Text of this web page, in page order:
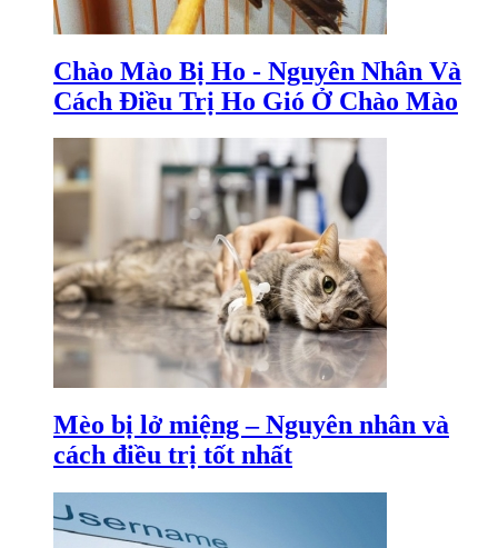
Chào Mào Bị Ho - Nguyên Nhân Và
Cách Điều Trị Ho Gió Ở Chào Mào
Mèo bị lở miệng – Nguyên nhân và
cách điều trị tốt nhất